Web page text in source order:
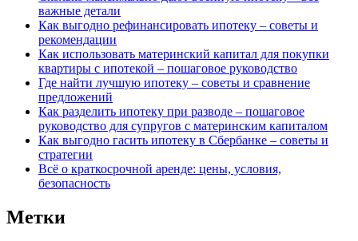
важные детали
Как выгодно рефинансировать ипотеку – советы и
рекомендации
Как использовать материнский капитал для покупки
квартиры с ипотекой – пошаговое руководство
Где найти лучшую ипотеку – советы и сравнение
предложений
Как разделить ипотеку при разводе – пошаговое
руководство для супругов с материнским капиталом
Как выгодно гасить ипотеку в Сбербанке – советы и
стратегии
Всё о краткосрочной аренде: цены, условия,
безопасность
Метки